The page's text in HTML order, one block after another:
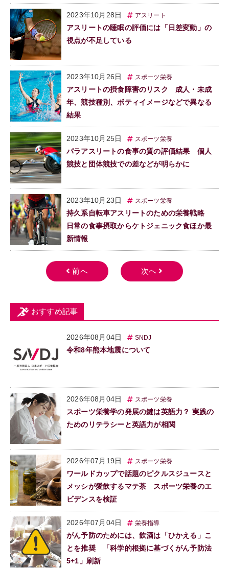
2023年10月28日 アスリート
アスリートの睡眠の評価には「日差変動」の
視点が不足している
2023年10月26日 スポーツ栄養
アスリートの摂食障害のリスク 成人・未成
年、競技種別、ボティイメージなどで異なる
結果
2023年10月25日 スポーツ栄養
パラアスリートの食事の質の評価結果 個人
競技と団体競技での差などが明らかに
2023年10月23日 スポーツ栄養
持久系自転車アスリートのための栄養戦略
日常の食事摂取からケトジェニック食ほか最
新情報
おすすめ記事
2026年08月04日 SNDJ
令和8年熊本地震について
2026年08月04日 スポーツ栄養
スポーツ栄養学の発展の鍵は英語力？ 実践の
ためのリテラシーと英語力が相関
2026年07月19日 スポーツ栄養
ワールドカップで話題のピクルスジュースと
メッシが愛飲するマテ茶 スポーツ栄養のエ
ビデンスを検証
2026年07月04日 栄養指導
がん予防のためには、飲酒は「ひかえる」こ
とを推奨 「科学的根拠に基づくがん予防法
5+1」刷新